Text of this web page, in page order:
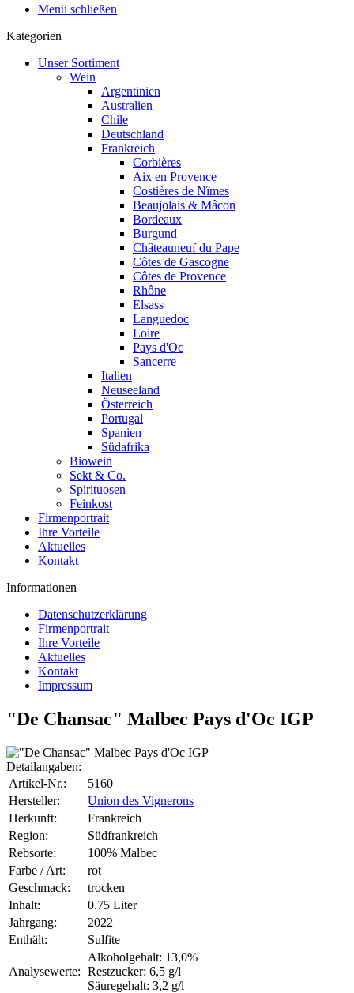
Menü schließen
Kategorien
Unser Sortiment
Wein
Argentinien
Australien
Chile
Deutschland
Frankreich
Corbières
Aix en Provence
Costières de Nîmes
Beaujolais & Mâcon
Bordeaux
Burgund
Châteauneuf du Pape
Côtes de Gascogne
Côtes de Provence
Rhône
Elsass
Languedoc
Loire
Pays d'Oc
Sancerre
Italien
Neuseeland
Österreich
Portugal
Spanien
Südafrika
Biowein
Sekt & Co.
Spirituosen
Feinkost
Firmenportrait
Ihre Vorteile
Aktuelles
Kontakt
Informationen
Datenschutzerklärung
Firmenportrait
Ihre Vorteile
Aktuelles
Kontakt
Impressum
"De Chansac" Malbec Pays d'Oc IGP
Detailangaben:
Artikel-Nr.:
5160
Hersteller:
Union des Vignerons
Herkunft:
Frankreich
Region:
Südfrankreich
Rebsorte:
100% Malbec
Farbe / Art:
rot
Geschmack:
trocken
Inhalt:
0.75 Liter
Jahrgang:
2022
Enthält:
Sulfite
Analysewerte:
Alkoholgehalt: 13,0%
Restzucker: 6,5 g/l
Säuregehalt: 3,2 g/l